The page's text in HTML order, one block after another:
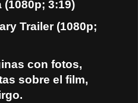
3:19)
Trailer (1080p;
con fotos,
sobre el film,